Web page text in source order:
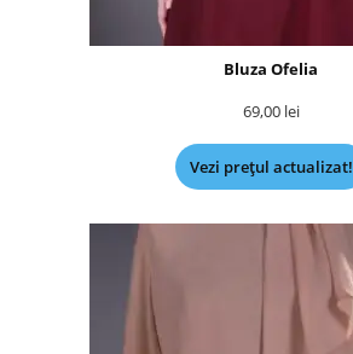
Bluza Ofelia
69,00 lei
Vezi prețul actualizat!